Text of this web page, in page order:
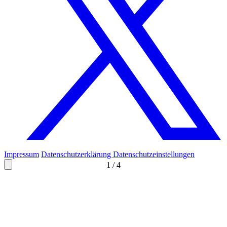
1 /4
Impressum Datenschutzerklärung Datenschutzeinstellungen